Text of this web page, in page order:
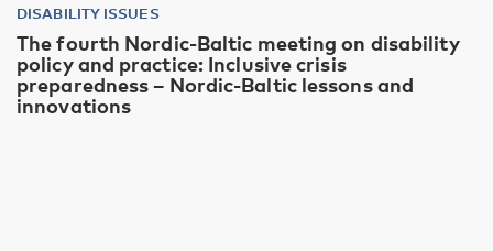
DISABILITY ISSUES
The fourth Nordic-Baltic meeting on disability
policy and practice: Inclusive crisis
preparedness – Nordic-Baltic lessons and
innovations